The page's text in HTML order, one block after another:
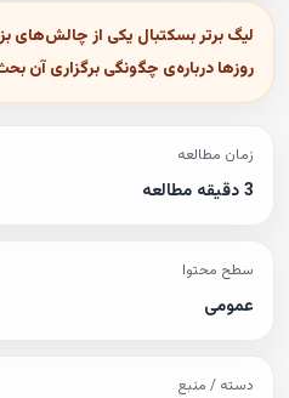
لیگ برتر بسکتبال یکی از چالش‌های
روزها درباره‌ی چگونگی برگزاری آن
زمان مطالعه
3 دقیقه مطالعه
سطح محتوا
عمومی
دسته / منبع